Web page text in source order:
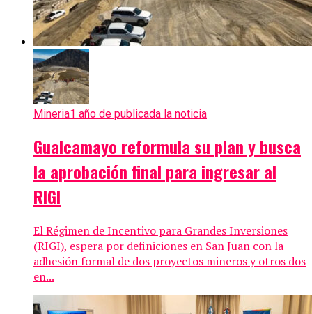
Mineria1 año de publicada la noticia
Gualcamayo reformula su plan y busca
la aprobación final para ingresar al
RIGI
El Régimen de Incentivo para Grandes Inversiones
(RIGI), espera por definiciones en San Juan con la
adhesión formal de dos proyectos mineros y otros dos
en...